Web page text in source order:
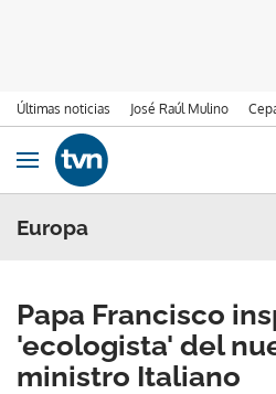
Últimas noticias José Raúl Mulino
Ir al contenido
Obrir navegació
Europa
Papa Francisco
'ecologista' del
ministro Italiano